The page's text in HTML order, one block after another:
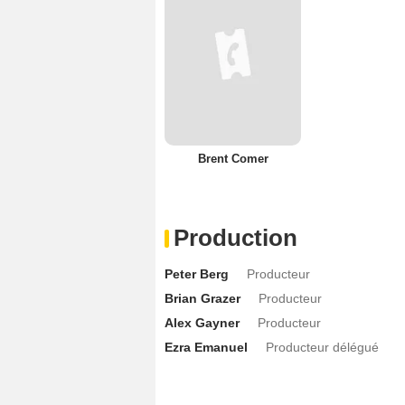
Brent Comer
Production
Peter Berg
Producteur
Brian Grazer
Producteur
Alex Gayner
Producteur
Ezra Emanuel
Producteur délégué